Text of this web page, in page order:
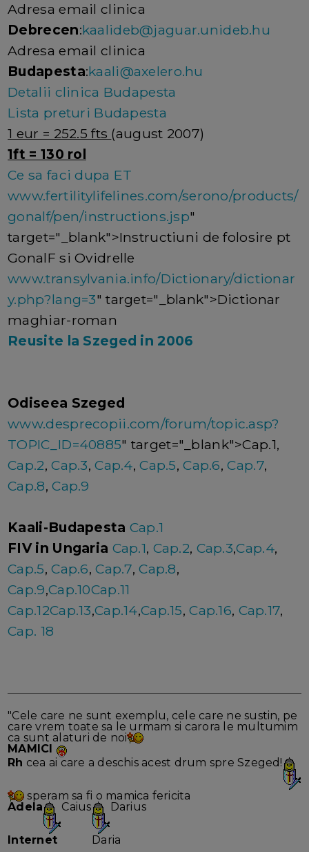
Adresa email clinica
Debrecen:kaalideb@jaguar.unideb.hu
Adresa email clinica
Budapesta:kaali@axelero.hu
Detalii clinica Budapesta
Lista preturi Budapesta
1 eur = 252.5 fts (august 2007)
1ft = 130 rol
Ce sa faci dupa ET
www.fertilitylifelines.com/serono/products/
gonalf/pen/instructions.jsp"
target="_blank">Instructiuni de folosire pt
GonalF si Ovidrelle
www.transylvania.info/Dictionary/dictionar
y.php?lang=3" target="_blank">Dictionar
maghiar-roman
Reusite la Szeged in 2006
Odiseea Szeged
www.desprecopii.com/forum/topic.asp?
TOPIC_ID=40885" target="_blank">Cap.1,
Cap.2,Cap.3,Cap.4,Cap.5,Cap.6,Cap.7,
Cap.8,Cap.9
Kaali-Budapesta Cap.1
FIV in Ungaria Cap.1, Cap.2, Cap.3,Cap.4,
Cap.5,Cap.6,Cap.7,Cap.8,
Cap.9,Cap.10Cap.11
Cap.12Cap.13,Cap.14,Cap.15,Cap.16, Cap.17,
Cap. 18
"Cele care ne sunt exemplu, cele care ne sustin, pe
care vrem toate sa le urmam si carora le multumim
ca sunt alaturi de noi
MAMICI
Rh cea ai care a deschis acest drum spre Szeged!
speram sa fi o mamica fericita
Adela
Caius Darius
Internet Daria